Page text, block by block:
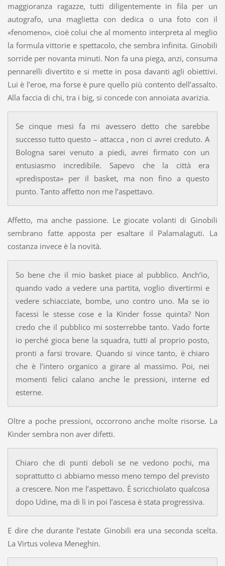
maggioranza ragazze, tutti diligentemente in fila per un
autografo, una maglietta con dedica o una foto con il
«fenomeno», cioè colui che al momento interpreta al meglio
la formula vittorie e spettacolo, che sembra infinita. Ginobili
sorride per novanta minuti. Non fa una piega, anzi, consuma
pennarelli divertito e si mette in posa davanti agli obiettivi.
Lui è l’eroe, ma forse è pure quello più contento dell’assalto.
Alla faccia di chi, tra i big, si concede con annoiata avarizia.
Se cinque mesi fa mi avessero detto che sarebbe
successo tutto questo – attacca , non ci avrei creduto. A
Bologna sarei venuto a piedi, avrei firmato con un
entusiasmo incredibile. Sapevo che la città era
«predisposta» per il basket, ma non fino a questo
punto. Tanto affetto non me l’aspettavo.
Affetto, ma anche passione. Le giocate volanti di Ginobili
sembrano fatte apposta per esaltare il Palamalaguti. La
costanza invece è la novità.
So bene che il mio basket piace al pubblico. Anch’io,
quando vado a vedere una partita, voglio divertirmi e
vedere schiacciate, bombe, uno contro uno. Ma se io
facessi le stesse cose e la Kinder fosse quinta? Non
credo che il pubblico mi sosterrebbe tanto. Vado forte
io perché gioca bene la squadra, tutti al proprio posto,
pronti a farsi trovare. Quando si vince tanto, è chiaro
che è l’intero organico a girare al massimo. Poi, nei
momenti felici calano anche le pressioni, interne ed
esterne.
Oltre a poche pressioni, occorrono anche molte risorse. La
Kinder sembra non aver difetti.
Chiaro che di punti deboli se ne vedono pochi, ma
soprattutto ci abbiamo messo meno tempo del previsto
a crescere. Non me l’aspettavo. È scricchiolato qualcosa
dopo Udine, ma di lì in poi l’ascesa è stata progressiva.
E dire che durante l’estate Ginobili era una seconda scelta.
La Virtus voleva Meneghin.